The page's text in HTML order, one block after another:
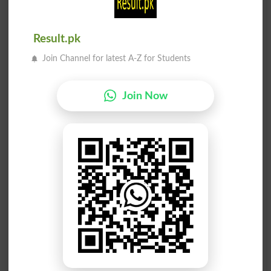
Simpered
Toothless Pearl Harbor
دانت سے کاٹنا
Bite
دانت سے کاٹنا
Bites
دانت کا دھرنا
Set Of Teeth
ہاتھی دانت کا
Tushed
Result.pk
Join Channel for latest A-Z for Students
Join Now